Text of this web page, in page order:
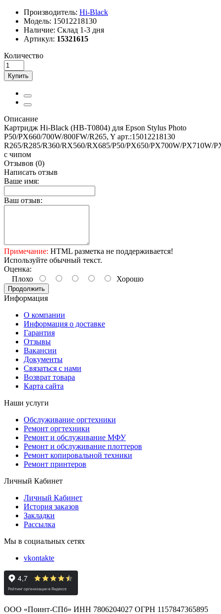
Производитель: Hi-Black
Модель: 15012218130
Наличие: Склад 1-3 дня
Артикул: 15321615
Количество
Купить
Описание
Картридж Hi-Black (HB-T0804) для Epson Stylus Photo
P50/PX660/700W/800FW/R265, Y арт.:15012218130
R265/R285/R360/RX560/RX685/P50/PX650/PX700W/PX710W/
с чипом
Отзывов (0)
Написать отзыв
Ваше имя:
Ваш отзыв:
Примечание: HTML разметка не поддерживается!
Используйте обычный текст.
Оценка:
Плохо
Хорошо
Продолжить
Информация
О компании
Информация о доставке
Гарантия
Отзывы
Вакансии
Документы
Связаться с нами
Возврат товара
Карта сайта
Наши услуги
Обслуживание оргтехники
Ремонт оргтехники
Ремонт и обслуживание МФУ
Ремонт и обслуживание плоттеров
Ремонт копировальной техники
Ремонт принтеров
Личный Кабинет
Личный Кабинет
История заказов
Закладки
Рассылка
Мы в социальных сетях
vkontakte
ООО «Поинт-СПб» ИНН 7806204027 ОГРН 1157847365895